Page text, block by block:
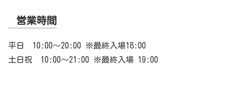
営業時間
平日 10:00～20:00 ※最終入場18:00
土日祝 10:00～21:00 ※最終入場 19:00